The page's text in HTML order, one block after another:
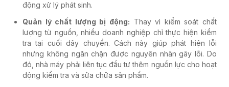
động xử lý phát sinh.
Quản lý chất lượng bị động: Thay vì kiểm soát chất
lượng từ nguồn, nhiều doanh nghiệp chỉ thực hiện kiểm
tra tại cuối dây chuyền. Cách này giúp phát hiện lỗi
nhưng không ngăn chặn được nguyên nhân gây lỗi. Do
đó, nhà máy phải liên tục đầu tư thêm nguồn lực cho hoạt
động kiểm tra và sửa chữa sản phẩm.